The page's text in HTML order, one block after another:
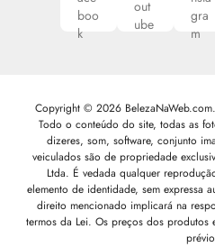
Copyright © 2026
Todo o conteúdo do site, todas as
dizeres, som, software, conjunto
veiculados são de propriedade
Ltda. É vedada qualquer
elemento de identidade, sem expressa
direito mencionado implicará na
termos da Lei. Os preços dos produtos